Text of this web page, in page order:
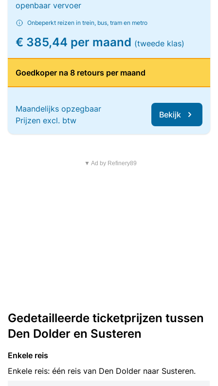
openbaar vervoer
Onbeperkt reizen in trein, bus, tram en metro
€ 385,44 per maand (tweede klas)
Goedkoper na 8 retours per maand
Maandelijks opzegbaar
Prijzen excl. btw
Bekijk
▼ Ad by Refinery89
Gedetailleerde ticketprijzen tussen
Den Dolder en Susteren
Enkele reis
Enkele reis: één reis van Den Dolder naar Susteren.